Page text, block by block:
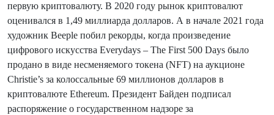
первую криптовалюту. В 2020 году рынок криптовалют
оценивался в 1,49 миллиарда долларов. А в начале 2021 года
художник Beeple побил рекорды, когда произведение
цифрового искусства Everydays – The First 500 Days было
продано в виде несменяемого токена (NFT) на аукционе
Christie’s за колоссальные 69 миллионов долларов в
криптовалюте Ethereum. Президент Байден подписал
распоряжение о государственном надзоре за